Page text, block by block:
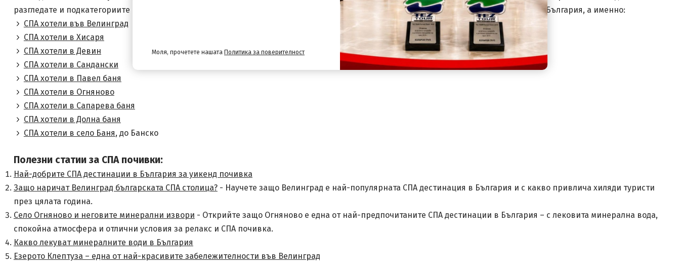
разгледате и подкатегориите с
, където ще намерите предложения за най-популярните СПА курорти в България, а именно:
СПА хотели във Велинград
СПА хотели в Хисаря
СПА хотели в Девин
СПА хотели в Сандански
СПА хотели в Павел баня
СПА хотели в Огняново
СПА хотели в Сапарева баня
СПА хотели в Долна баня
СПА хотели в село Баня, до Банско
Полезни статии за СПА почивки:
Най-добрите СПА дестинации в България за уикенд почивка
Защо наричат Велинград българската СПА столица?- Научете защо Велинград е най-популярната СПА дестинация в България и с какво привлича хиляди туристи
през цялата година.
Село Огняново и неговите минерални извори - Открийте защо Огняново е една от най-предпочитаните СПА дестинации в България – с лековита минерална вода,
спокойна атмосфера и отлични условия за релакс и СПА почивка.
Какво лекуват минералните води в България
Езерото Клептуза – една от най-красивите забележителности във Велинград
Моля, прочетете нашата Политика за поверителност